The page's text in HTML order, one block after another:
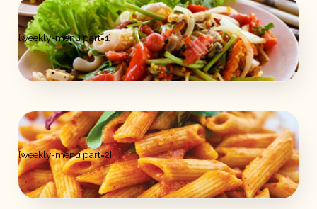
[weekly-menu part=1]
[weekly-menu part=2]